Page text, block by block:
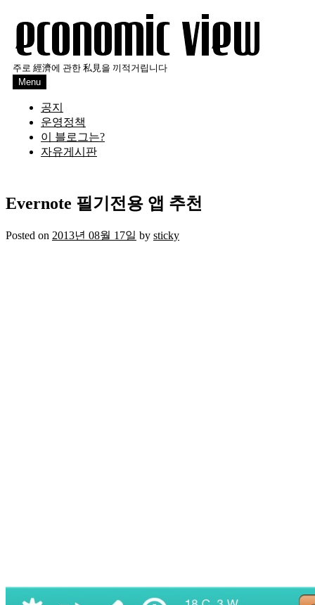
주로 經濟에 관한 私見을 끼적거립니다
Menu
공지
운영정책
이 블로그는?
자유게시판
Evernote 필기전용 앱 추천
Posted on 2013년 08월 17일 by sticky